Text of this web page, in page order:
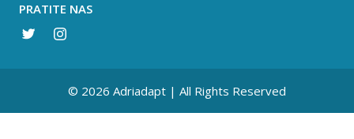
PRATITE NAS
© 2026 Adriadapt | All Rights Reserved